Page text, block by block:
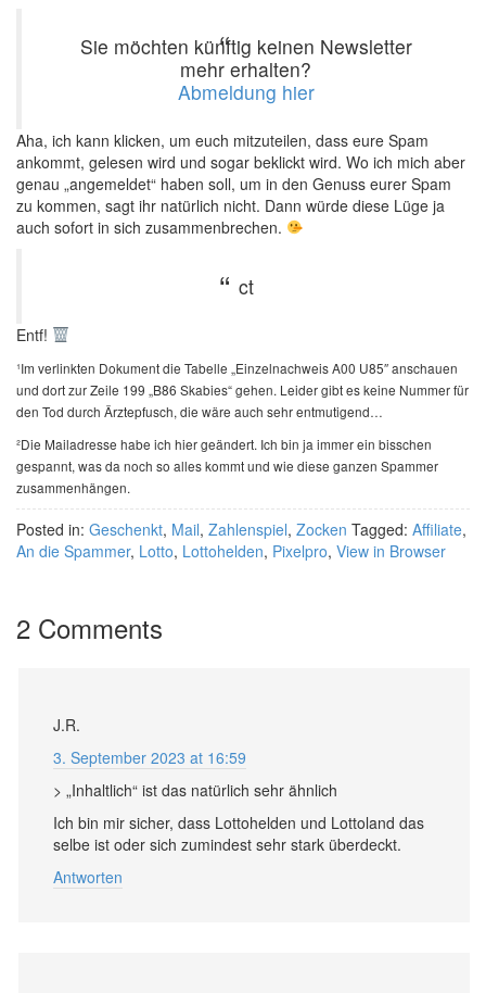
Sie möchten künftig keinen Newsletter
mehr erhalten?
Abmeldung hier
Aha, ich kann klicken, um euch mitzuteilen, dass eure Spam
ankommt, gelesen wird und sogar beklickt wird. Wo ich mich aber
genau „angemeldet“ haben soll, um in den Genuss eurer Spam
zu kommen, sagt ihr natürlich nicht. Dann würde diese Lüge ja
auch sofort in sich zusammenbrechen.
ct
Entf!
¹Im verlinkten Dokument die Tabelle „Einzelnachweis A00 U85″ anschauen
und dort zur Zeile 199 „B86 Skabies“ gehen. Leider gibt es keine Nummer für
den Tod durch Ärztepfusch, die wäre auch sehr entmutigend…
²Die Mailadresse habe ich hier geändert. Ich bin ja immer ein bisschen
gespannt, was da noch so alles kommt und wie diese ganzen Spammer
zusammenhängen.
Posted in: Geschenkt, Mail, Zahlenspiel, Zocken Tagged: Affiliate,
An die Spammer, Lotto, Lottohelden, Pixelpro, View in Browser
2 Comments
J.R.
3. September 2023 at 16:59
> „Inhaltlich“ ist das natürlich sehr ähnlich
Ich bin mir sicher, dass Lottohelden und Lottoland das
selbe ist oder sich zumindest sehr stark überdeckt.
Antworten